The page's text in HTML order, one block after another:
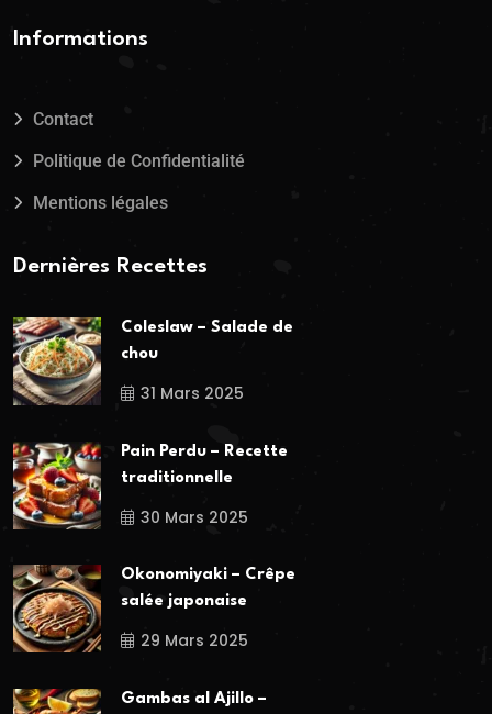
Informations
Contact
Politique de Confidentialité
Mentions légales
Dernières Recettes
Coleslaw – Salade de
chou
31 Mars 2025
Pain Perdu – Recette
traditionnelle
30 Mars 2025
Okonomiyaki – Crêpe
salée japonaise
29 Mars 2025
Gambas al Ajillo –